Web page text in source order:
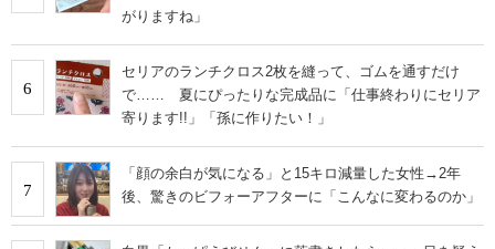
がりますね」
6
セリアのランチクロス2枚を縫って、ゴムを通すだけ
で…… 夏にぴったりな完成品に「仕事終わりにセリア
寄ります!!」「孫に作りたい！」
7
「顔の余白が気になる」と15キロ減量した女性→2年
後、驚きのビフォーアフターに「こんなに変わるのか」